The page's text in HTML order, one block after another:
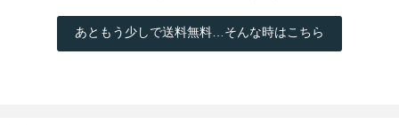
あともう少しで送料無料…そんな時はこちら